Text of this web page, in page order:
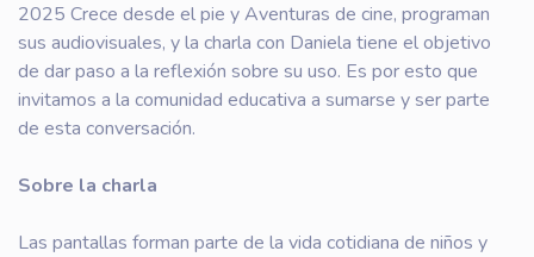
2025 Crece desde el pie y Aventuras de cine, programan
sus audiovisuales, y la charla con Daniela tiene el objetivo
de dar paso a la reflexión sobre su uso. Es por esto que
invitamos a la comunidad educativa a sumarse y ser parte
de esta conversación.
Sobre la charla
Las pantallas forman parte de la vida cotidiana de niños y